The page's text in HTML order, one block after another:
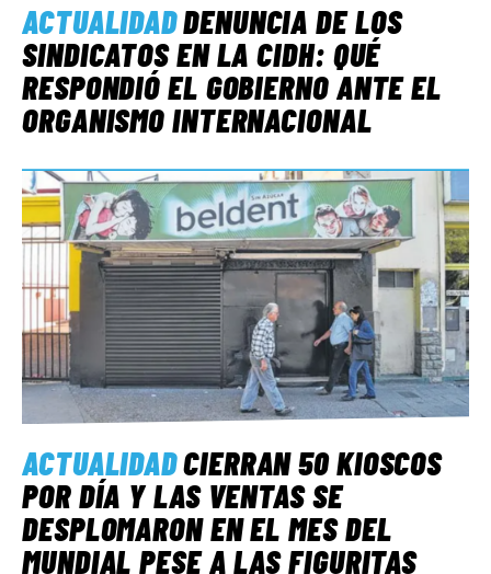
ACTUALIDADDENUNCIA DE LOS
SINDICATOS EN LA CIDH: QUÉ
RESPONDIÓ EL GOBIERNO ANTE EL
ORGANISMO INTERNACIONAL
ACTUALIDADCIERRAN 50 KIOSCOS
POR DÍA Y LAS VENTAS SE
DESPLOMARON EN EL MES DEL
MUNDIAL PESE A LAS FIGURITAS